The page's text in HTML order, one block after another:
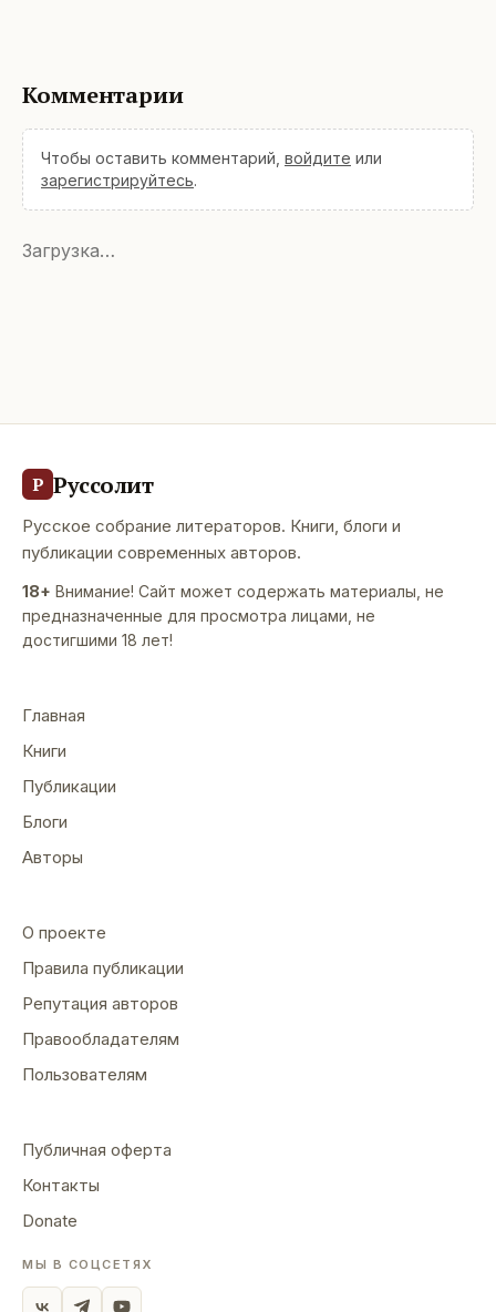
Комментарии
Чтобы оставить комментарий, войдите или
зарегистрируйтесь.
Загрузка…
Р Руссолит
Русское собрание литераторов. Книги, блоги и
публикации современных авторов.
18+ Внимание! Сайт может содержать материалы, не
предназначенные для просмотра лицами, не
достигшими 18 лет!
Главная
Книги
Публикации
Блоги
Авторы
О проекте
Правила публикации
Репутация авторов
Правообладателям
Пользователям
Публичная оферта
Контакты
Donate
МЫ В СОЦСЕТЯХ